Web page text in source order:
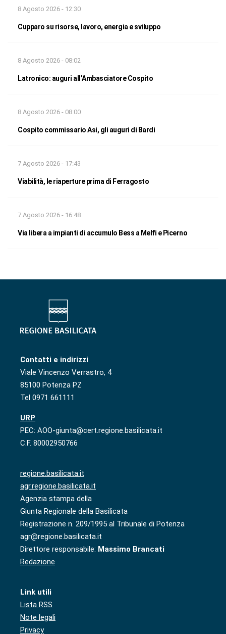
8 Agosto 2026 - 12:30
Cupparo su risorse, lavoro, energia e sviluppo
8 Agosto 2026 - 08:02
Latronico: auguri all’Ambasciatore Cospito
8 Agosto 2026 - 08:00
Cospito commissario Asi, gli auguri di Bardi
7 Agosto 2026 - 17:43
Viabilità, le riaperture prima di Ferragosto
7 Agosto 2026 - 16:48
Via libera a impianti di accumulo Bess a Melfi e Picerno
Contatti e indirizzi
Viale Vincenzo Verrastro, 4
85100 Potenza PZ
Tel 0971 661111
URP
PEC: AOO-giunta@cert.regione.basilicata.it
C.F. 80002950766
regione.basilicata.it
agr.regione.basilicata.it
Agenzia stampa della
Giunta Regionale della Basilicata
Registrazione n. 209/1995 al Tribunale di Potenza
agr@regione.basilicata.it
Direttore responsabile: Massimo Brancati
Redazione
Link utili
Lista RSS
Note legali
Privacy